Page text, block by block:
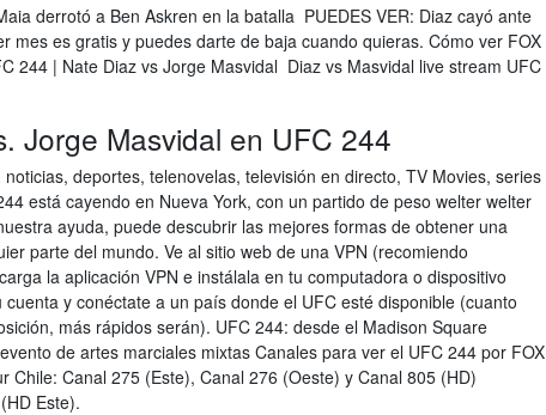
derrotó a Ben Askren en la batalla PUEDES VER: Diaz cayó ante
mes es gratis y puedes darte de baja cuando quieras. Cómo ver FOX
244 | Nate Diaz vs Jorge Masvidal Diaz vs Masvidal live stream UFC
Jorge Masvidal en UFC 244
deportes, telenovelas, televisión en directo, TV Movies, series
está cayendo en Nueva York, con un partido de peso welter welter
ayuda, puede descubrir las mejores formas de obtener una
parte del mundo. Ve al sitio web de una VPN (recomiendo
la aplicación VPN e instálala en tu computadora o dispositivo
y conéctate a un país donde el UFC esté disponible (cuanto
más rápidos serán). UFC 244: desde el Madison Square
de artes marciales mixtas Canales para ver el UFC 244 por FOX
Chile: Canal 275 (Este), Canal 276 (Oeste) y Canal 805 (HD)
Este).